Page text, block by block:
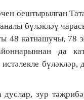
оештырылган
бүләкләү
48 катнашучы, 78
да
истәлекле
зур